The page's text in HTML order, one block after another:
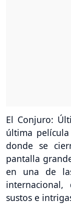
El Conjuro:
última
donde se
pantalla
en una de
sustos e